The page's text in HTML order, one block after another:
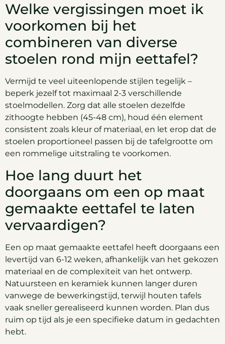
Welke vergissingen moet ik
voorkomen bij het
combineren van diverse
stoelen rond mijn eettafel?
Vermijd te veel uiteenlopende stijlen tegelijk –
beperk jezelf tot maximaal 2-3 verschillende
stoelmodellen. Zorg dat alle stoelen dezelfde
zithoogte hebben (45-48 cm), houd één element
consistent zoals kleur of materiaal, en let erop dat de
stoelen proportioneel passen bij de tafelgrootte om
een rommelige uitstraling te voorkomen.
Hoe lang duurt het
doorgaans om een op maat
gemaakte eettafel te laten
vervaardigen?
Een op maat gemaakte eettafel heeft doorgaans een
levertijd van 6-12 weken, afhankelijk van het gekozen
materiaal en de complexiteit van het ontwerp.
Natuursteen en keramiek kunnen langer duren
vanwege de bewerkingstijd, terwijl houten tafels
vaak sneller gerealiseerd kunnen worden. Plan dus
ruim op tijd als je een specifieke datum in gedachten
hebt.